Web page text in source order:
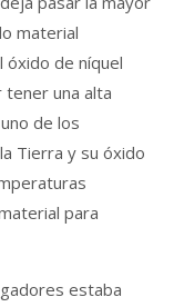
material
óxido de níquel
una alta
de los
Tierra y su óxido
para
estaba